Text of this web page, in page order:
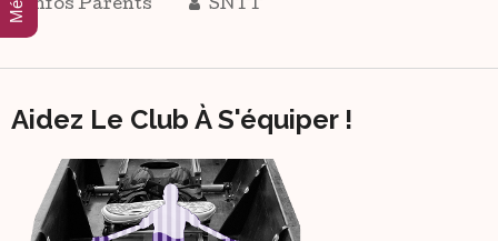
Infos Parents SNTT
Aidez Le Club À S'équiper !